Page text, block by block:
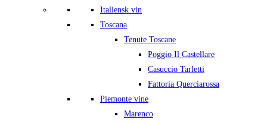
Italiensk vin
Toscana
Tenute Toscane
Poggio Il Castellare
Casuccio Tarletti
Fattoria Querciarossa
Piemonte vine
Marenco